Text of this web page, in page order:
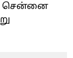
சென்னை